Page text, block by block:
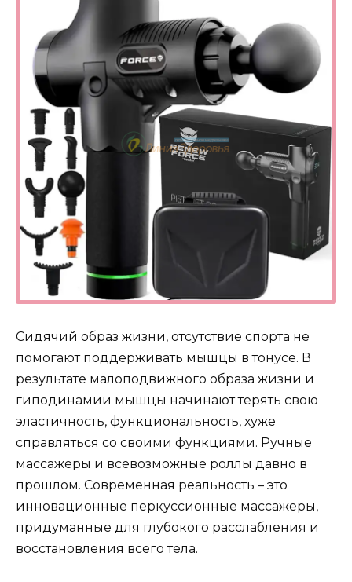
Сидячий образ жизни, отсутствие спорта не
помогают поддерживать мышцы в тонусе. В
результате малоподвижного образа жизни и
гиподинамии мышцы начинают терять свою
эластичность, функциональность, хуже
справляться со своими функциями. Ручные
массажеры и всевозможные роллы давно в
прошлом. Современная реальность – это
инновационные перкуссионные массажеры,
придуманные для глубокого расслабления и
восстановления всего тела.